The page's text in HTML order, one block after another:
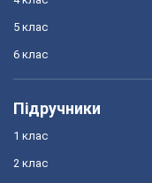
5 клас
6 клас
Підручники
1 клас
2 клас